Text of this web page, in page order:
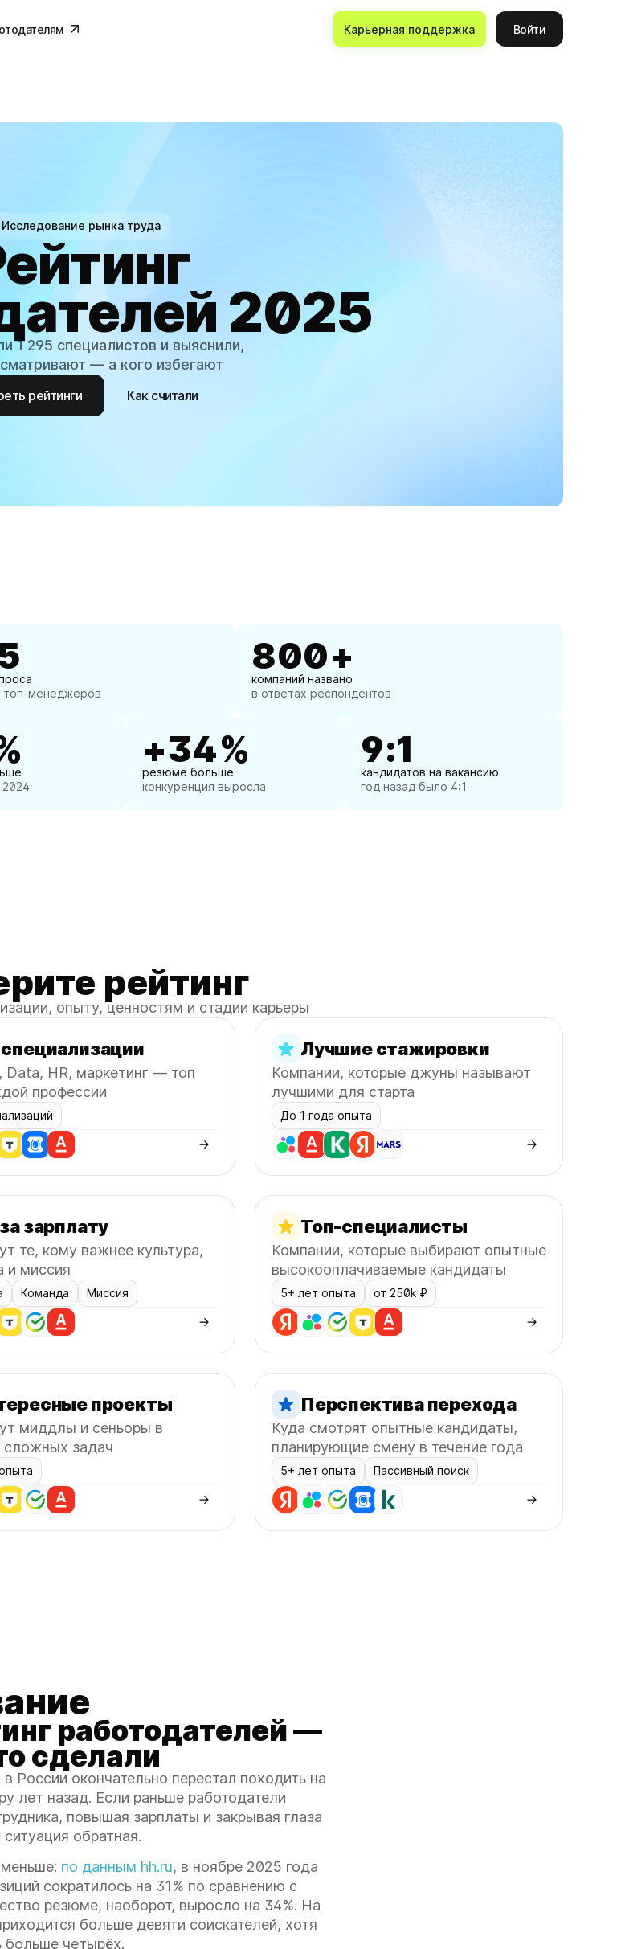
Карьерная поддержка Войти
Исследование рынка труда
2025
1 295 специалистов и выяснили,
— а кого избегают
рейтинги Как считали
топ-менеджеров
800+
компаний названо
в ответах респондентов
+34%
резюме больше
конкуренция выросла
9:1
кандидатов на вакансию
год назад было 4:1
рейтинг
опыту, ценностям и стадии карьеры
Data, HR, маркетинг — топ
профессии
Лучшие стажировки
Компании, которые джуны называют
лучшими для старта
До 1 года опыта
зарплату
те, кому важнее культура,
и миссия
Команда Миссия
Топ-специалисты
Компании, которые выбирают опытные
высокооплачиваемые кандидаты
5+ лет опыта от 250k ₽
проекты
миддлы и сеньоры в
сложных задач
Перспектива перехода
Куда смотрят опытные кандидаты,
планирующие смену в течение года
5+ лет опыта Пассивный поиск
работодателей —
сделали
России окончательно перестал походить на
лет назад. Если раньше работодатели
повышая зарплаты и закрывая глаза
обратная.
по данным hh.ru, в ноябре 2025 года
сократилось на 31% по сравнению с
резюме, наоборот, выросло на 34%. На
больше девяти соискателей, хотя
больше четырёх.